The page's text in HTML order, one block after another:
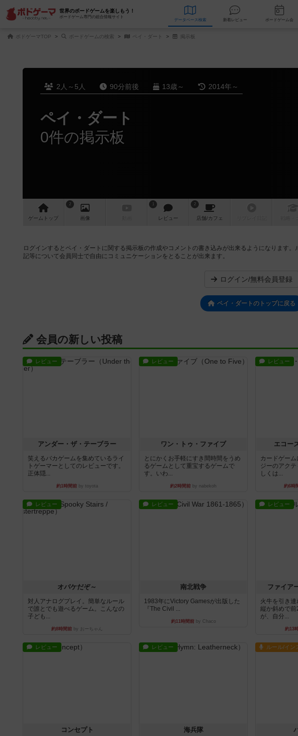
世界のボードゲームを楽しもう！
ボードゲーム専門の総合情報サイト
データベース 検索 新着レビュー
ボドゲーマTOP ボードゲームの検索 ペイ・ダート 掲示板
2人～5人 90分前後 13歳～ 2014年～
ペイ・ダート
0件の掲示板
ゲーム トップ
2
画像
1
レビュー
2
店舗/カフェ
ログインするとペイ・ダートに関する掲示板の作成やコメントの書き込みが出来るようになります
記等について会員同士で自由にコミュニケーションをとることが出来ます。
ログイン/無料会員登録
ペイ・ダートのトップに戻る
会員の新しい投稿
レビュー
アンダー・ザ・テーブラー
笑えるバカゲームを集めているライ
トゲーマーとしてのレビューです。
正体隠...
約1時間前by toyota
レビュー
ワン・トゥ・ファイブ
とにかくお手軽にすき間時間をうめ
るゲームとして重宝するゲームで
す。いわ...
約2時間前 by nabekoh
レビュー
エコー
カードゲー
ジーのアク
しくは...
約6時
レビュー
オバケだぞ～
対人アナログプレイ。簡単なルール
で誰とでも遊べるゲーム。こんなの
子ども...
約8時間前 by おーちゃん
レビュー
南北戦争
1983年にVictory Gamesが出版した
『The Civil ...
約11時間前by Chaco
レビュー
ファイア
火牛を引き連
縦か斜めで前
が、自分...
約13
レビュー
コンセプト
レビュー
海兵隊
ルール/イン